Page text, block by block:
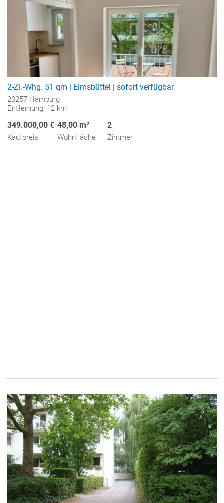
2-Zi.-Whg. 51 qm | Eimsbüttel | sofort verfügbar
20257 Hamburg
Entfernung: 12 km
349.000,00 €
Kaufpreis
48,00 m²
Wohnfläche
2
Zimmer